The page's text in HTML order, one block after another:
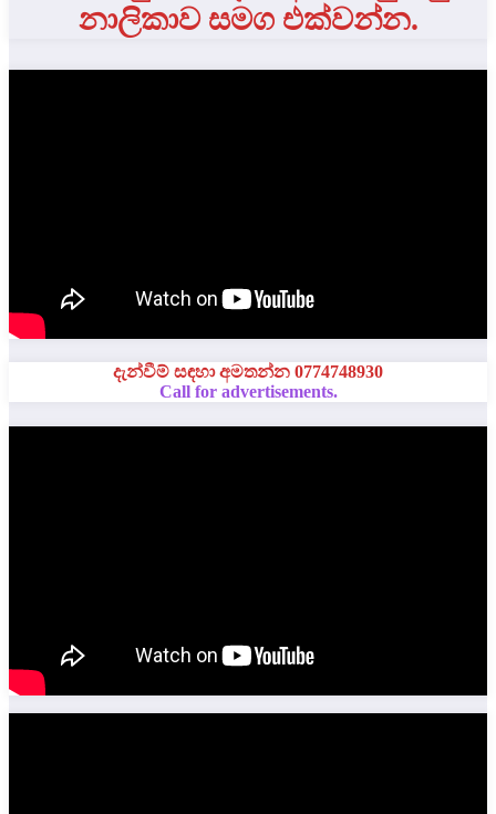
නාලිකාව සමග එක්වන්න.
දැන්වීම් සඳහා අමතන්න 0774748930
Call for advertisements.